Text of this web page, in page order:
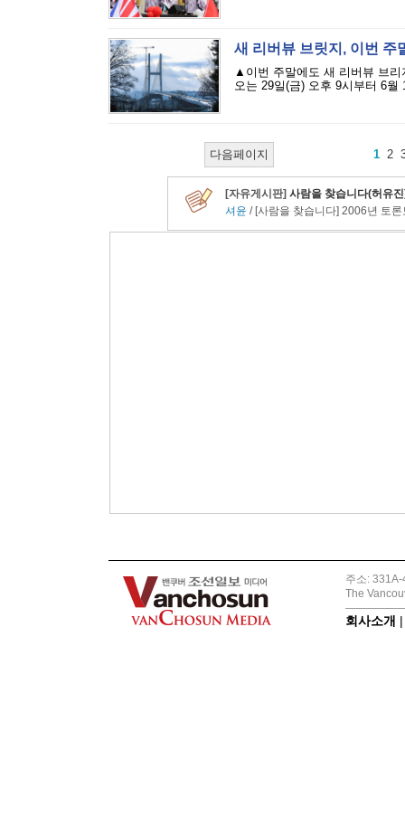
새 리버뷰 브릿지, 이번 주
▲이번 주말에도 새 리버뷰 브리
오는 29일(금) 오후 9시부터 6
다음페이지 1 2
주소:
The
회사소개